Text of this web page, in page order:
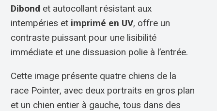
Dibond et autocollant résistant aux
intempéries et imprimé en UV, offre un
contraste puissant pour une lisibilité
immédiate et une dissuasion polie à l’entrée.
Cette image présente quatre chiens de la
race Pointer, avec deux portraits en gros plan
et un chien entier à gauche, tous dans des